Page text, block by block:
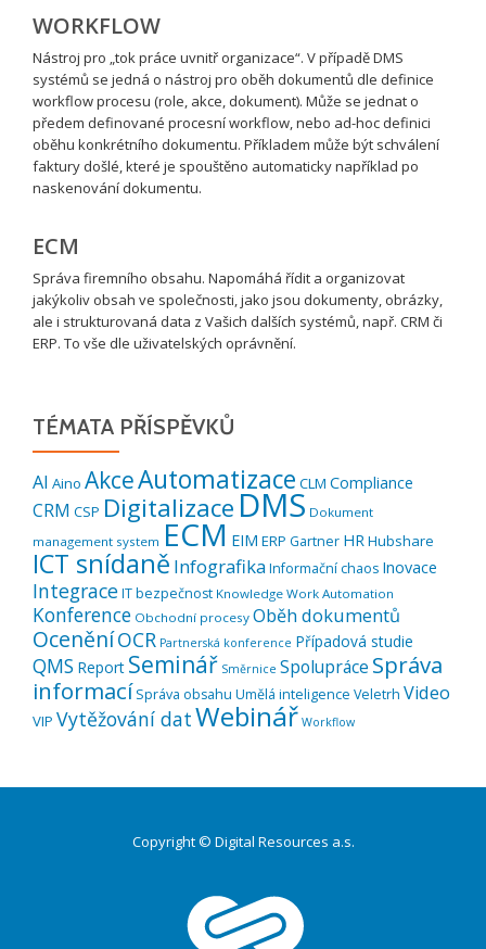
WORKFLOW
Nástroj pro „tok práce uvnitř organizace“. V případě DMS
systémů se jedná o nástroj pro oběh dokumentů dle definice
workflow procesu (role, akce, dokument). Může se jednat o
předem definované procesní workflow, nebo ad-hoc definici
oběhu konkrétního dokumentu. Příkladem může být schválení
faktury došlé, které je spouštěno automaticky například po
naskenování dokumentu.
ECM
Správa firemního obsahu. Napomáhá řídit a organizovat
jakýkoliv obsah ve společnosti, jako jsou dokumenty, obrázky,
ale i strukturovaná data z Vašich dalších systémů, např. CRM či
ERP. To vše dle uživatelských oprávnění.
TÉMATA PŘÍSPĚVKŮ
AI Aino AkceAutomatizace CLM Compliance
CRM CSP Digitalizace DMS Dokument
management system ECM EIM ERP Gartner HR Hubshare
ICT snídaně InfografikaInformační chaos Inovace
IntegraceIT bezpečnost Knowledge Work Automation
Konference Obchodní procesy Oběh dokumentů
OceněníOCR Partnerská konference Případová studie
QMS Report Seminář Směrnice Spolupráce Správa
informací Správa obsahu Umělá inteligence Veletrh Video
VIP Vytěžování datWebinář Workflow
Copyright © Digital Resources a.s.